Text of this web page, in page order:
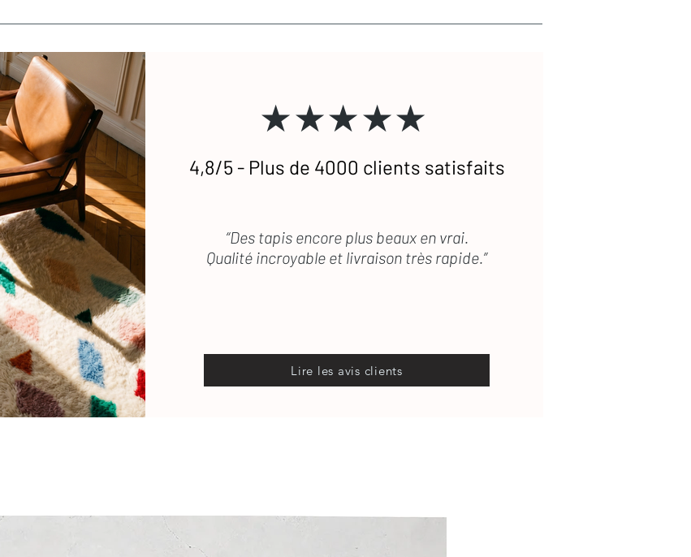
★★★★★
4,8/5 - Plus de 4000 clients satisfaits
“Des tapis encore plus beaux en vrai.
Qualité incroyable et livraison très rapide.”
Lire les avis clients